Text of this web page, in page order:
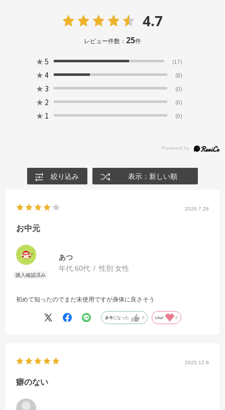
4.7
レビュー件数： 25件
★ 5 (17)
★ 4 (8)
★ 3 (0)
★ 2 (0)
★ 1 (0)
絞り込み 表示：新しい順
2026.7.28
お中元
あつ
年代:60代 性別:女性
初めて知ったのでまだ未使用ですが身体に良さそう
参考になった 0 Like! 0
2025.12.6
癖のない